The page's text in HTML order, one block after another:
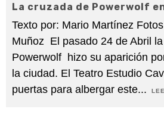
La cruzada de Powerwolf
Texto por: Mario Martínez
Muñoz El pasado 24 de Abril
Powerwolf hizo su aparición
la ciudad. El Teatro Estudio
puertas para albergar este...